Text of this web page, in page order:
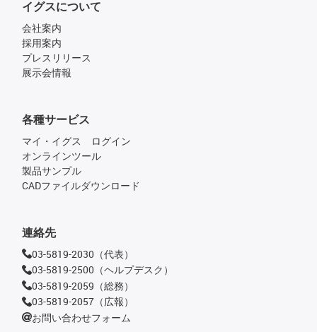
イグスについて
会社案内
採用案内
プレスリリース
展示会情報
各種サービス
マイ・イグス ログイン
オンラインツール
製品サンプル
CADファイルダウンロード
連絡先
03-5819-2030（代表）
03-5819-2500（ヘルプデスク）
03-5819-2059（総務）
03-5819-2057（広報）
お問い合わせフォーム